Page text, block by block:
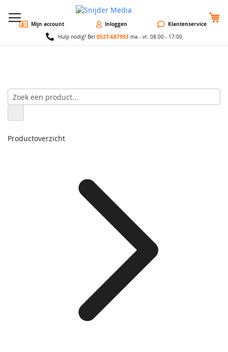
Mijn account Inloggen Klantenservice
Hulp nodig? Bel 0527-687993 ma - vr: 08:00 - 17:00
Productoverzicht